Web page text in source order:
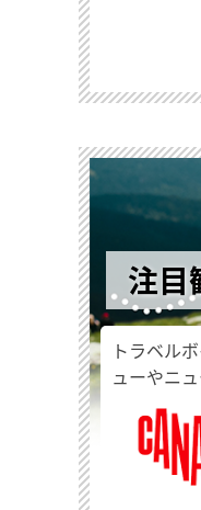
注目
トラベル
ューやニ